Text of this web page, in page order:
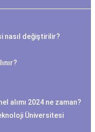
nasıl değiştirilir?
alımı 2024 ne zaman?
Üniversitesi